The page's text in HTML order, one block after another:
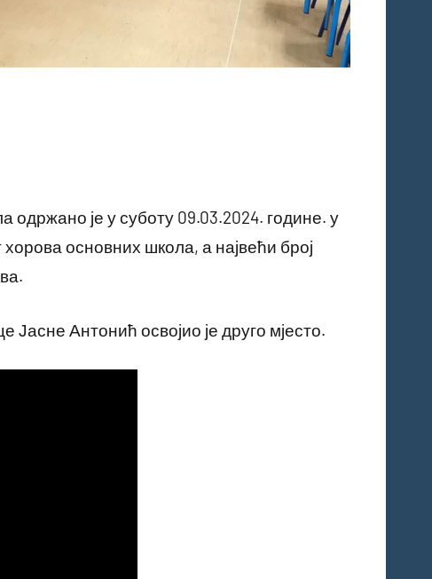
је у суботу 09.03.2024. године. у
основних школа, а највећи број
Антонић освојио је друго мјесто.